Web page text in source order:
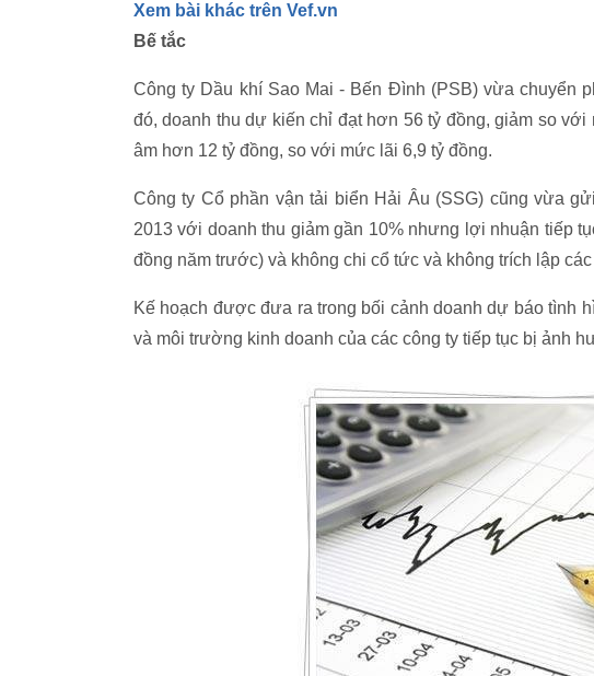
Xem bài khác trên Vef.vn
Bế tắc
Công ty Dầu khí Sao Mai - Bến Đình (PSB) vừa chuyển
đó, doanh thu dự kiến chỉ đạt hơn 56 tỷ đồng, giảm so
âm hơn 12 tỷ đồng, so với mức lãi 6,9 tỷ đồng.
Công ty Cổ phần vận tải biển Hải Âu (SSG) cũng vừa
2013 với doanh thu giảm gần 10% nhưng lợi nhuận tiếp
đồng năm trước) và không chi cổ tức và không trích lập các
Kế hoạch được đưa ra trong bối cảnh doanh dự báo tình
và môi trường kinh doanh của các công ty tiếp tục bị ảnh